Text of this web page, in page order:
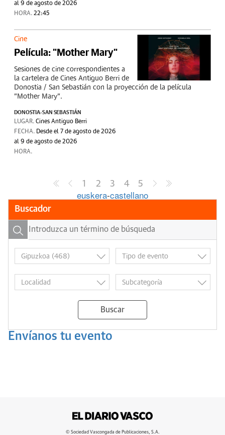
al 9 de agosto de 2026
HORA. 22:45
Cine
Película: "Mother Mary"
Sesiones de cine correspondientes a
la cartelera de Cines Antiguo Berri de
Donostia / San Sebastián con la proyección de la película
"Mother Mary".
DONOSTIA-SAN SEBASTIÁN
LUGAR. Cines Antiguo Berri
FECHA. Desde el 7 de agosto de 2026
al 9 de agosto de 2026
HORA.
1 2 3 4 5
euskera-castellano
Buscador
Buscar
Envíanos tu evento
© Sociedad Vascongada de Publicaciones, S.A.